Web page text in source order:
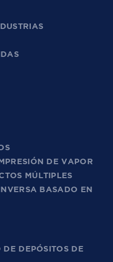
DE VAPOR
MÚLTIPLES
BASADO EN
DEPÓSITOS DE